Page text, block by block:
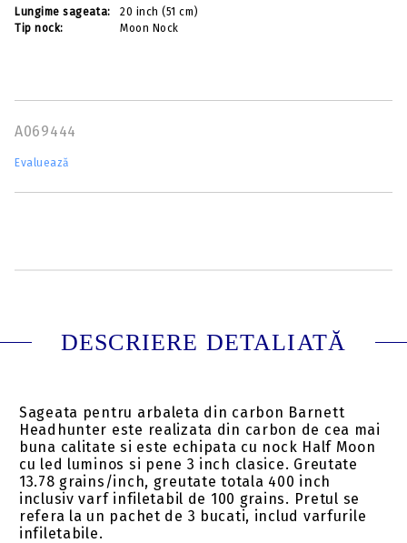
Lungime sageata:
20 inch (51 cm)
Tip nock:
Moon Nock
A069444
Evaluează
DESCRIERE DETALIATĂ
Sageata pentru arbaleta din carbon Barnett
Headhunter este realizata din carbon de cea mai
buna calitate si este echipata cu nock Half Moon
cu led luminos si pene 3 inch clasice. Greutate
13.78 grains/inch, greutate totala 400 inch
inclusiv varf infiletabil de 100 grains. Pretul se
refera la un pachet de 3 bucati, includ varfurile
infiletabile.